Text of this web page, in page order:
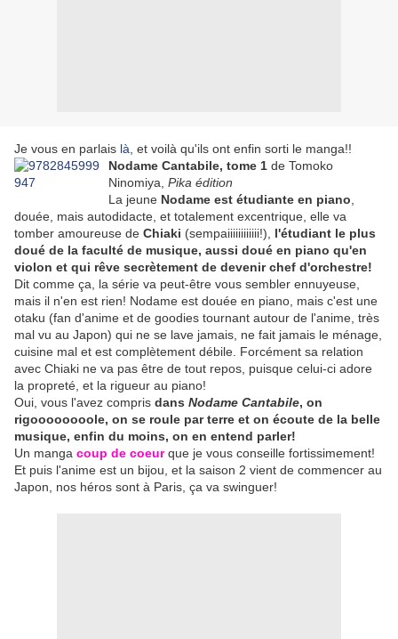
Je vous en parlais là , et voilà qu'ils ont enfin sorti le manga!!
Nodame Cantabile, tome 1 de Tomoko
Ninomiya, Pika édition
La jeune Nodame est étudiante en piano
douée, mais autodidacte, et totalement excentrique, elle va
tomber amoureuse de Chiaki (sempaiiiiiiiiiiii!), l'étudiant le plus
doué de la faculté de musique, aussi doué en piano qu'en
violon et qui rêve secrètement de devenir chef d'orchestre!
Dit comme ça, la série va peut-être vous sembler ennuyeuse,
mais il n'en est rien! Nodame est douée en piano, mais c'est une
otaku (fan d'anime et de goodies tournant autour de l'anime, très
mal vu au Japon) qui ne se lave jamais, ne fait jamais le ménage,
cuisine mal et est complètement débile. Forcément sa relation
avec Chiaki ne va pas être de tout repos, puisque celui-ci adore
la propreté, et la rigueur au piano!
Oui, vous l'avez compris dans Nodame Cantabile, on
rigoooooooole, on se roule par terre et on écoute de la belle
musique, enfin du moins, on en entend parler!
Un manga coup de coeurque je vous conseille fortissimement!
Et puis l'anime est un bijou, et la saison 2 vient de commencer au
Japon, nos héros sont à Paris, ça va swinguer!